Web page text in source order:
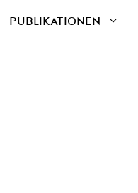
PUBLIKATIONEN